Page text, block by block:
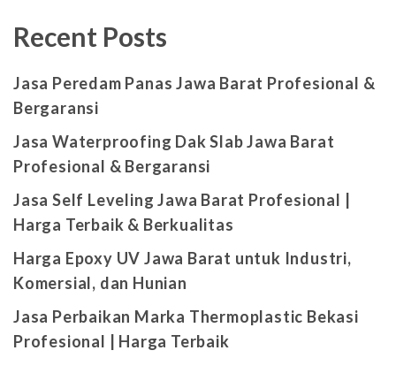
Recent Posts
Jasa Peredam Panas Jawa Barat Profesional &
Bergaransi
Jasa Waterproofing Dak Slab Jawa Barat
Profesional & Bergaransi
Jasa Self Leveling Jawa Barat Profesional |
Harga Terbaik & Berkualitas
Harga Epoxy UV Jawa Barat untuk Industri,
Komersial, dan Hunian
Jasa Perbaikan Marka Thermoplastic Bekasi
Profesional | Harga Terbaik